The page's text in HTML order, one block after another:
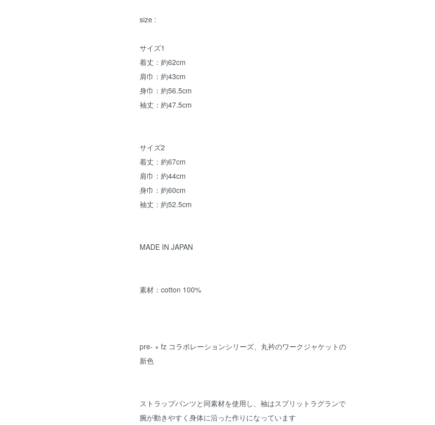
size :
サイズ1
着丈：約62cm
肩巾：約43cm
身巾：約56.5cm
袖丈：約47.5cm
サイズ2
着丈：約67cm
肩巾：約44cm
身巾：約60cm
袖丈：約52.5cm
MADE IN JAPAN
素材：cotton 100%
pre- × fz コラボレーションシリーズ、丸衿のワークジャケットの
新色
ストラップパンツと同素材を使用し、袖はスプリットラグランで
腕が動きやすく身体に沿った作りになっています